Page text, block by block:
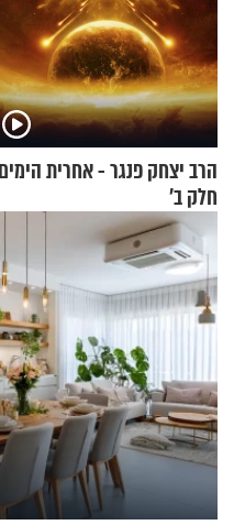
הרב יצחק פנגר - אחרית
חלק ב’